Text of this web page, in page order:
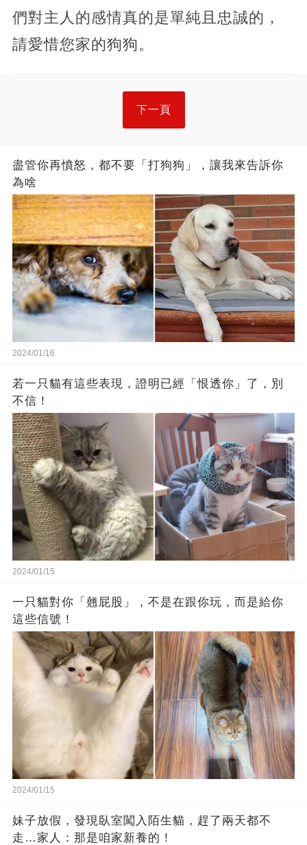
們對主人的感情真的是單純且忠誠的，
請愛惜您家的狗狗。
下一頁
盡管你再憤怒，都不要「打狗狗」，讓我來告訴你
為啥
2024/01/16
若一只貓有這些表現，證明已經「恨透你」了，別
不信！
2024/01/15
一只貓對你「翹屁股」，不是在跟你玩，而是給你
這些信號！
2024/01/15
妹子放假，發現臥室闖入陌生貓，趕了兩天都不
走…家人：那是咱家新養的！